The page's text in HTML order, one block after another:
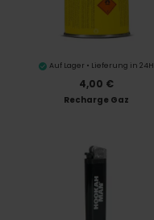
Auf Lager • Lieferung in 24H
4,00 €
Recharge Gaz